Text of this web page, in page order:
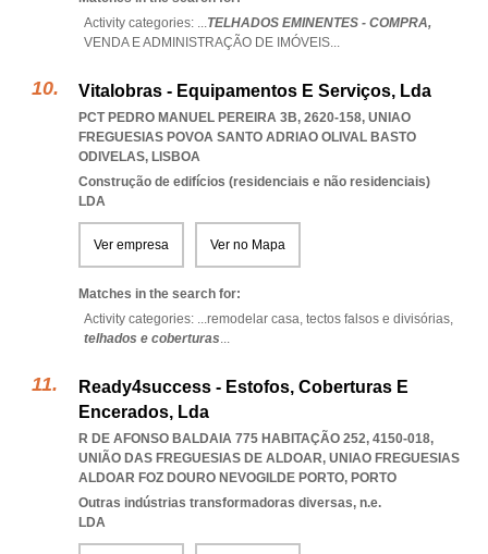
Activity categories: ...TELHADOS EMINENTES - COMPRA,
VENDA E ADMINISTRAÇÃO DE IMÓVEIS...
Vitalobras - Equipamentos E Serviços, Lda
PCT PEDRO MANUEL PEREIRA 3B, 2620-158, UNIAO
FREGUESIAS POVOA SANTO ADRIAO OLIVAL BASTO
ODIVELAS, LISBOA
Construção de edifícios (residenciais e não residenciais)
LDA
Ver empresa Ver no Mapa
Matches in the search for:
Activity categories: ...remodelar casa, tectos falsos e divisórias,
telhados e coberturas...
Ready4success - Estofos, Coberturas E
Encerados, Lda
R DE AFONSO BALDAIA 775 HABITAÇÃO 252, 4150-018,
UNIÃO DAS FREGUESIAS DE ALDOAR, UNIAO FREGUESIAS
ALDOAR FOZ DOURO NEVOGILDE PORTO, PORTO
Outras indústrias transformadoras diversas, n.e.
LDA